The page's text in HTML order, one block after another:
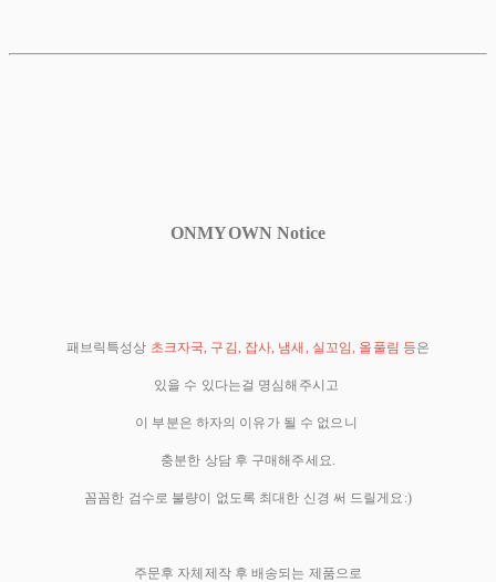
ONMYOWN Notice
패브릭특성상 초크자국, 구김, 잡사, 냄새, 실꼬임, 올풀림 등은
있을 수 있다는걸 명심해주시고
이 부분은 하자의 이유가 될 수 없으니
충분한 상담 후 구매해주세요.
꼼꼼한 검수로 불량이 없도록 최대한 신경 써 드릴게요:)
주문후 자체제작 후 배송되는 제품으로